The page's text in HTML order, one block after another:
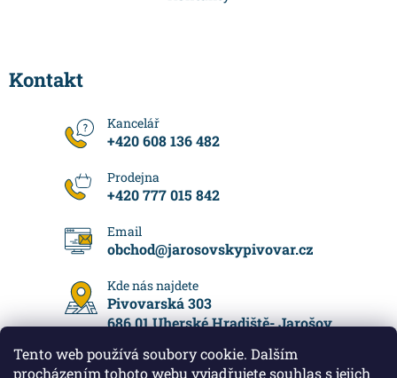
Tento web používá soubory cookie. Dalším
procházením tohoto webu vyjadřujete souhlas s jejich
Kontakt
obchod@jarosovskypivovar.cz
+420 608 136 482
+420 777 015 842
Pivovarská 303
686 01 Uherské Hradiště- Jarošov